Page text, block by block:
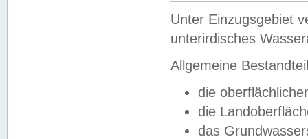
Unter Einzugsgebiet
unterirdisches
Allgemeine
die
die
das